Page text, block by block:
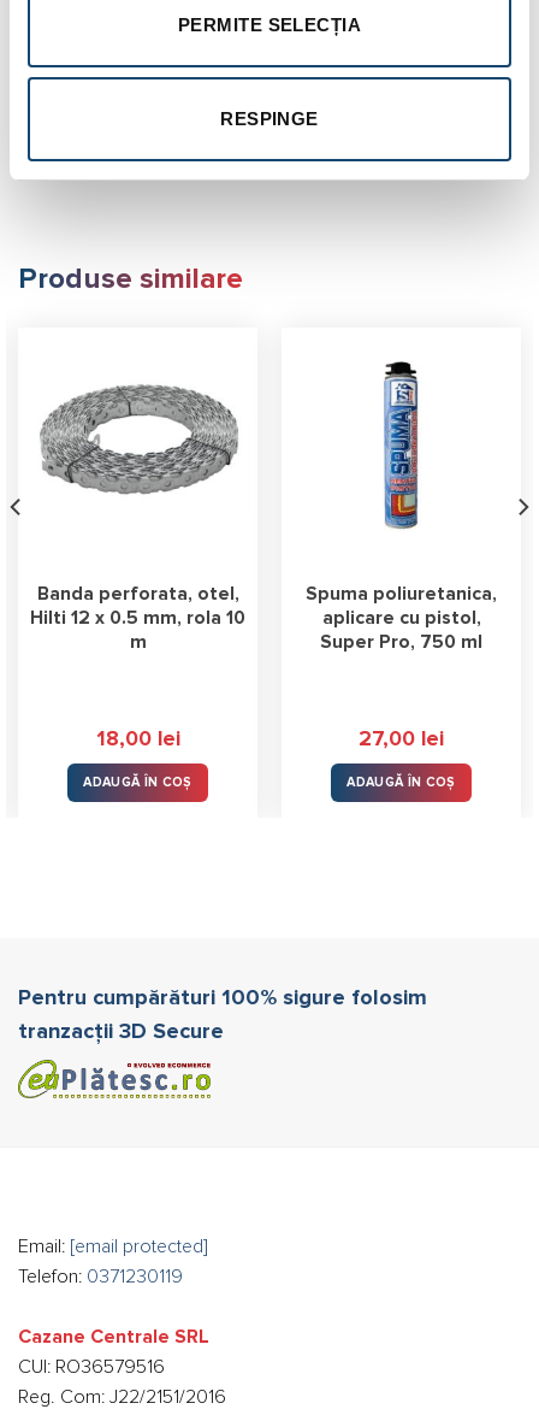
PERMITE SELECȚIA
RESPINGE
putere generator recomandata: 3,5 4 kVA
capacitate de memorie: 325 rapoarte
dimensiune aparat/ masa: 200x250x210 mm/7 kg
Produse similare
Banda perforata, otel,
Hilti 12 x 0.5 mm, rola 10
m
18,00 lei
ADAUGĂ ÎN COȘ
Spuma poliuretanica,
aplicare cu pistol,
Super Pro, 750 ml
27,00 lei
ADAUGĂ ÎN COȘ
Pentru cumpărături 100% sigure folosim
tranzacții 3D Secure
Email: [email protected]
Telefon: 0371230119
Cazane Centrale SRL
CUI: RO36579516
Reg. Com: J22/2151/2016